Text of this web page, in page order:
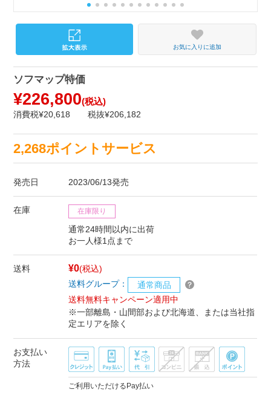
お気に入りに追加
ソフマップ特価
¥226,800(税込)
消費税¥20,618 税抜¥206,182
2,268ポイントサービス
発売日 2023/06/13発売
在庫 在庫限り
通常24時間以内に出荷
お一人様1点まで
送料 ¥0(税込)
送料グループ：
通常商品
送料無料キャンペーン適用中
※一部離島・山間部および北海道、または当社指
定エリアを除く
お支払い
方法
ご利用いただけるPay払い